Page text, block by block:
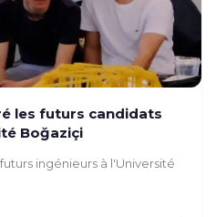
les futurs candidats
Boğaziçi
ingénieurs à l'Université